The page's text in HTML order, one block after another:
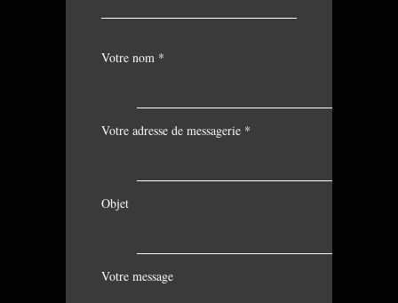
Votre nom *
Votre adresse de messagerie *
Objet
Votre message